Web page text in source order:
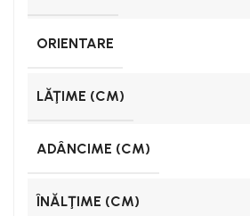
ORIENTARE
LĂŢIME (CM)
ADÂNCIME (CM)
ÎNĂLŢIME (CM)